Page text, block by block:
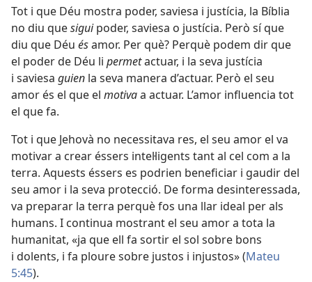
Tot i que Déu mostra poder, saviesa i justícia, la Bíblia
no diu quesiguipoder, saviesa o justícia. Però sí que
diu que Déu ésamor. Per què? Perquè podem dir que
el poder de Déu li permetactuar, i la seva justícia
i saviesa guien la seva manera d’actuar. Però el seu
amor és el que el motivaa actuar. L’amor influencia tot
el que fa.
Tot i que Jehovà no necessitava res, el seu amor el va
motivar a crear éssers intel·ligents tant al cel com a la
terra. Aquests éssers es podrien beneficiar i gaudir del
seu amor i la seva protecció. De forma desinteressada,
va preparar la terra perquè fos una llar ideal per als
humans. I continua mostrant el seu amor a tota la
humanitat, «ja que ell fa sortir el sol sobre bons
i dolents, i fa ploure sobre justos i injustos» (Mateu
5:45).